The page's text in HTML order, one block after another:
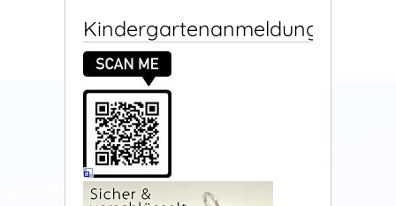
Kindergartenanmeldung